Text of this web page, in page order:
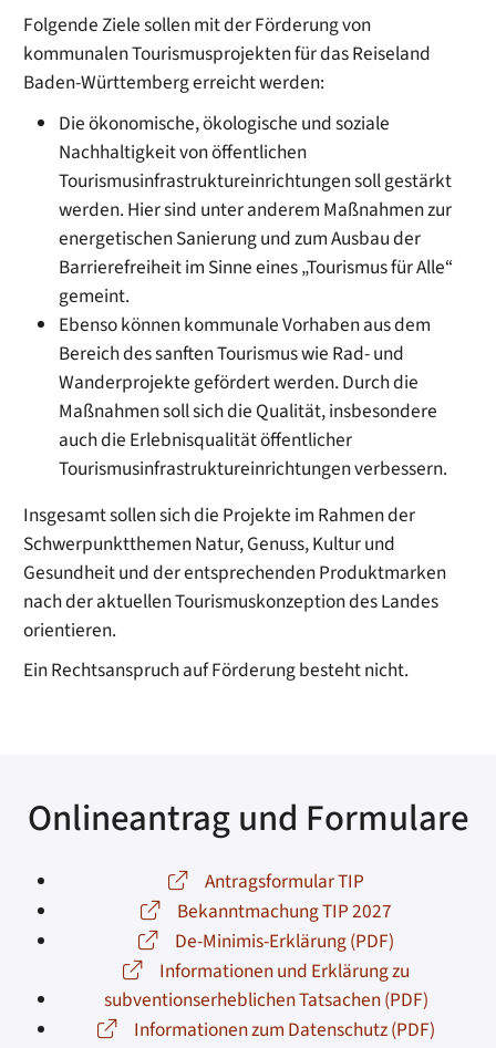
Folgende Ziele sollen mit der Förderung von
kommunalen Tourismusprojekten für das Reiseland
Baden-Württemberg erreicht werden:
Die ökonomische, ökologische und soziale
Nachhaltigkeit von öffentlichen
Tourismusinfrastruktureinrichtungen soll gestärkt
werden. Hier sind unter anderem Maßnahmen zur
energetischen Sanierung und zum Ausbau der
Barrierefreiheit im Sinne eines „Tourismus für Alle“
gemeint.
Ebenso können kommunale Vorhaben aus dem
Bereich des sanften Tourismus wie Rad- und
Wanderprojekte gefördert werden. Durch die
Maßnahmen soll sich die Qualität, insbesondere
auch die Erlebnisqualität öffentlicher
Tourismusinfrastruktureinrichtungen verbessern.
Insgesamt sollen sich die Projekte im Rahmen der
Schwerpunktthemen Natur, Genuss, Kultur und
Gesundheit und der entsprechenden Produktmarken
nach der aktuellen Tourismuskonzeption des Landes
orientieren.
Ein Rechtsanspruch auf Förderung besteht nicht.
Onlineantrag und Formulare
Antragsformular TIP
Bekanntmachung TIP 2027
De-Minimis-Erklärung (PDF)
Informationen und Erklärung zu
subventionserheblichen Tatsachen (PDF)
Informationen zum Datenschutz (PDF)